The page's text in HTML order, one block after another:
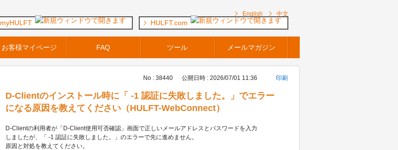
English 中文
お客様マイページ FAQ ツール メールマガジン
myHULFT HULFT.com
No : 38440 公開日時 : 2026/07/01 11:36 印刷
D-Clientのインストール時に「 -1 認証に失敗しました。」でエラー
になる原因を教えてください（HULFT-WebConnect）
D-Clientの利用者が「D-Client使用可否確認」画面で正しいメールアドレスとパスワードを入力
しましたが、「 -1 認証に失敗しました。」のエラーで先に進めません。
原因と対処を教えてください。